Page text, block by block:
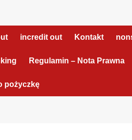
incredit out Kontakt
Regulamin – Nota Prawna
pożyczkę